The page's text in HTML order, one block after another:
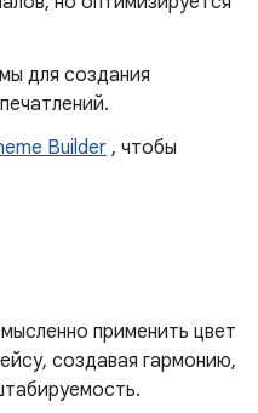
для создания
Builder , чтобы
применить цвет
создавая гармонию,